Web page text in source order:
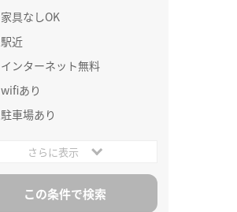
家具なしOK
駅近
インターネット無料
wifiあり
駐車場あり
さらに表示